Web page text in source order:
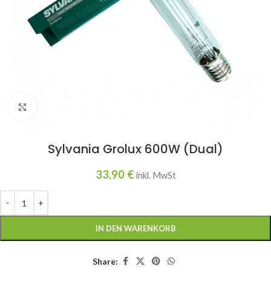
Sylvania Grolux 600W (Dual)
33,90 € inkl. MwSt
IN DEN WARENKORB
Share: